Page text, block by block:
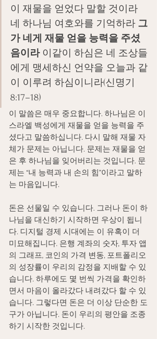
이 재물을 얻었다 말할 것이라
네 하나님 여호와를 기억하라 그
가 네게 재물 얻을 능력을 주셨
음이라 이같이 하심은 네 조상들
에게 맹세하신 언약을 오늘과 같
이 이루려 하심이니라(신명기
8:17–18)
이 말씀은 매우 중요합니다. 하나님은 이
스라엘 백성에게 재물을 얻을 능력을 주
셨다고 말씀하십니다. 다시 말해 재물 자
체가 문제는 아닙니다. 문제는 재물을 얻
은 후 하나님을 잊어버리는 것입니다. 문
제는 “내 능력과 내 손의 힘”이라고 말하
는 마음입니다.
돈은 선물일 수 있습니다. 그러나 돈이 하
나님을 대신하기 시작하면 우상이 됩니
다. 디지털 경제 시대에는 이 유혹이 더
미묘해집니다. 은행 계좌의 숫자, 투자 앱
의 그래프, 코인의 가격 변동, 포트폴리오
의 성장률이 우리의 감정을 지배할 수 있
습니다. 하루에도 몇 번씩 가격을 확인하
면서 마음이 올라갔다 내려갔다 할 수 있
습니다. 그렇다면 돈은 더 이상 단순한 도
구가 아닙니다. 돈이 우리의 평안을 조종
하기 시작한 것입니다.